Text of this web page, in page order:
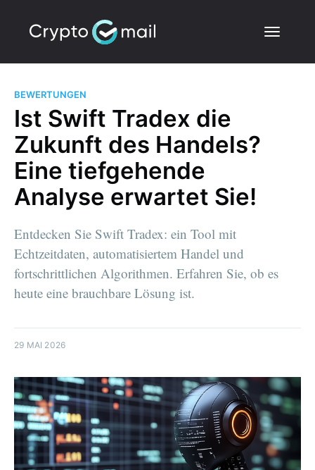
BEWERTUNGEN
Ist Swift Tradex die
Zukunft des Handels?
Eine tiefgehende
Analyse erwartet Sie!
Entdecken Sie Swift Tradex: ein Tool mit
Echtzeitdaten, automatisiertem Handel und
fortschrittlichen Algorithmen. Erfahren Sie, ob es
heute eine brauchbare Lösung ist.
29 MAI 2026